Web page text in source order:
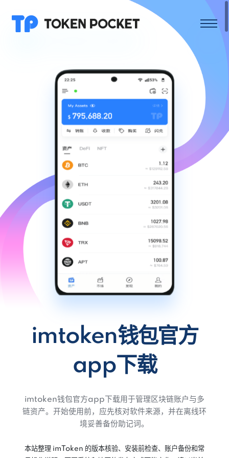
imtoken钱包官方
app下载
imtoken钱包官方app下载用于管理区块链账户与多
链资产。开始使用前，应先核对软件来源，并在离线环
境妥善备份助记词。
本站整理 imToken 的版本核验、安装前检查、账户备份和常